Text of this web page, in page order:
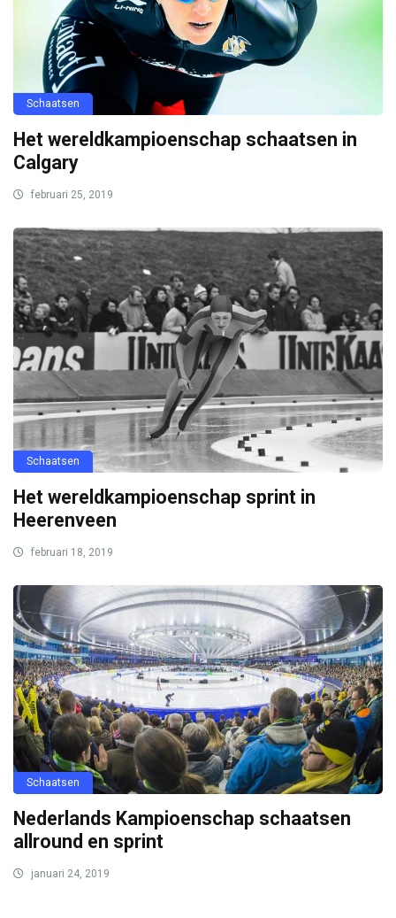
Schaatsen
Het wereldkampioenschap schaatsen in
Calgary
februari 25, 2019
Schaatsen
Het wereldkampioenschap sprint in
Heerenveen
februari 18, 2019
Schaatsen
Nederlands Kampioenschap schaatsen
allround en sprint
januari 24, 2019